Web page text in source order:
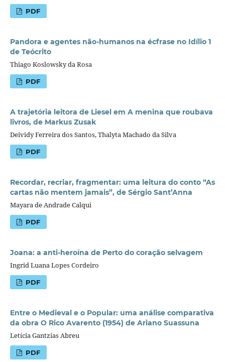
PDF
Pandora e agentes não-humanos na écfrase no Idílio 1
de Teócrito
Thiago Koslowsky da Rosa
PDF
A trajetória leitora de Liesel em A menina que roubava
livros, de Markus Zusak
Deividy Ferreira dos Santos, Thalyta Machado da Silva
PDF
Recordar, recriar, fragmentar: uma leitura do conto “As
cartas não mentem jamais”, de Sérgio Sant’Anna
Mayara de Andrade Calqui
PDF
Joana: a anti-heroína de Perto do coração selvagem
Ingrid Luana Lopes Cordeiro
PDF
Entre o Medieval e o Popular: uma análise comparativa
da obra O Rico Avarento (1954) de Ariano Suassuna
Letícia Gantzias Abreu
PDF